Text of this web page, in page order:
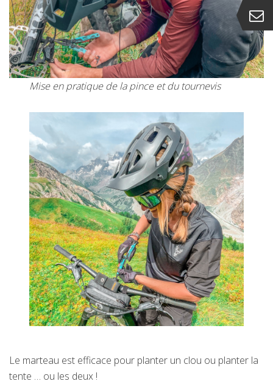
Mise en pratique de la pince et du tournevis
Le marteau est efficace pour planter un clou ou planter la
tente … ou les deux !